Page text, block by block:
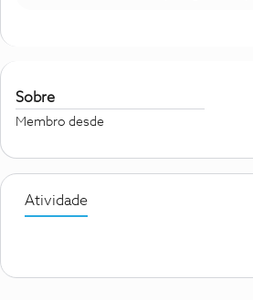
Sobre
Membro desde
Atividade